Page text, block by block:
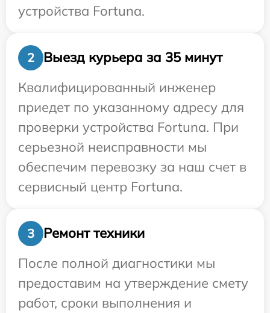
устройства Fortuna.
2
Выезд курьера за 35 минут
Квалифицированный инженер
приедет по указанному адресу для
проверки устройства Fortuna. При
серьезной неисправности мы
обеспечим перевозку за наш счет в
сервисный центр Fortuna.
3
Ремонт техники
После полной диагностики мы
предоставим на утверждение смету
работ, сроки выполнения и